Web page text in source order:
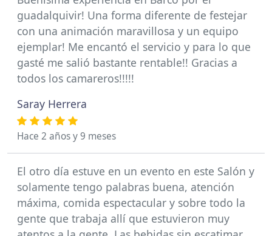
guadalquivir! Una forma diferente de festejar
con una animación maravillosa y un equipo
ejemplar! Me encantó el servicio y para lo que
gasté me salió bastante rentable!! Gracias a
todos los camareros!!!!!
Saray Herrera
Hace 2 años y 9 meses
El otro día estuve en un evento en este Salón y
solamente tengo palabras buena, atención
máxima, comida espectacular y sobre todo la
gente que trabaja allí que estuvieron muy